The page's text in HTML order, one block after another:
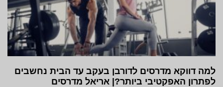
למה דווקא מדרסים לדורבן בעקב עד הבית נחשבים
לפתרון האפקטיבי ביותר?| אריאל מדרסים